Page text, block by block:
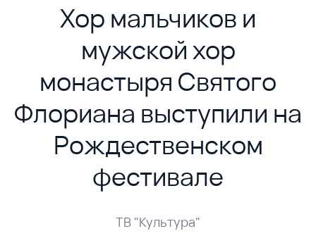
Хор мальчиков и
мужской хор
монастыря Святого
Флориана выступили на
Рождественском
фестивале
ТВ "Культура"